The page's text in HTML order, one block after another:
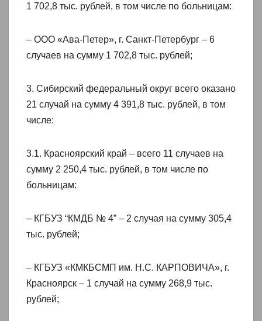
1 702,8 тыс. рублей, в том числе по больницам:
– ООО «Ава-Петер», г. Санкт-Петербург – 6
случаев на сумму 1 702,8 тыс. рублей;
3. Сибирский федеральный округ всего оказано
21 случай на сумму 4 391,8 тыс. рублей, в том
числе:
3.1. Красноярский край – всего 11 случаев на
сумму 2 250,4 тыс. рублей, в том числе по
больницам:
– КГБУЗ “КМДБ № 4” – 2 случая на сумму 305,4
тыс. рублей;
– КГБУЗ «КМКБСМП им. Н.С. КАРПОВИЧА», г.
Красноярск – 1 случай на сумму 268,9 тыс.
рублей;